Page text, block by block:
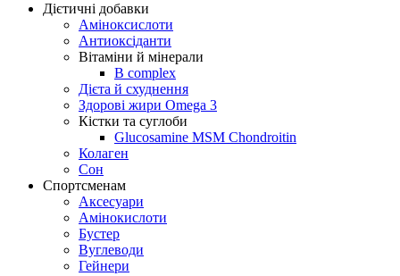
Дієтичні добавки
Аміноксислоти
Антиоксіданти
Вітаміни й мінерали
B complex
Дієта й схуднення
Здорові жири Omega 3
Кістки та суглоби
Glucosamine MSM Chondroitin
Колаген
Сон
Спортсменам
Аксесуари
Амінокислоти
Бустер
Вуглеводи
Гейнери